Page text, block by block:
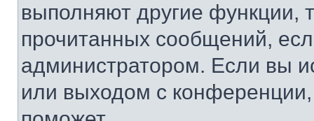
выполняют другие функции,
прочитанных сообщений,
администратором. Если вы
или выходом с